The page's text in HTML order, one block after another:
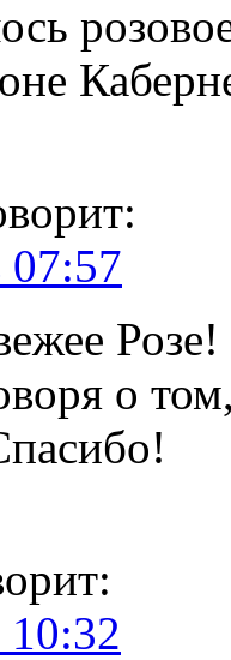
07:57
о
10:32